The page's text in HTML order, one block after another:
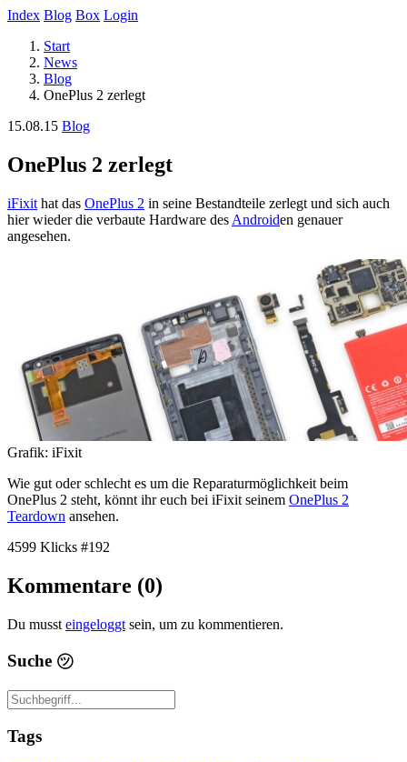
Index Blog Box Login
Start
News
Blog
OnePlus 2 zerlegt
15.08.15 Blog
OnePlus 2 zerlegt
iFixit hat das OnePlus 2 in seine Bestandteile zerlegt und sich auch
hier wieder die verbaute Hardware des Androiden genauer
angesehen.
Grafik: iFixit
Wie gut oder schlecht es um die Reparaturmöglichkeit beim
OnePlus 2 steht, könnt ihr euch bei iFixit seinem OnePlus 2
Teardown ansehen.
4599 Klicks #192
Kommentare (0)
Du musst eingeloggt sein, um zu kommentieren.
Suche ㋡
Tags